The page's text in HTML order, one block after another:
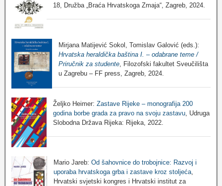
18, Družba „Braća Hrvatskoga Zmaja“, Zagreb, 2024.
Mirjana Matijević Sokol, Tomislav Galović (eds.):
Hrvatska heraldička baština I. – odabrane teme /
Priručnik za studente, Filozofski fakultet Sveučilišta
u Zagrebu – FF press, Zagreb, 2024.
Željko Heimer: Zastave Rijeke – monografija 200
godina borbe grada za pravo na svoju zastavu, Udruga
Slobodna Država Rijeka: Rijeka, 2022.
Mario Jareb: Od šahovnice do trobojnice: Razvoj i
uporaba hrvatskoga grba i zastave kroz stoljeća,
Hrvatski svjetski kongres i Hrvatski institut za